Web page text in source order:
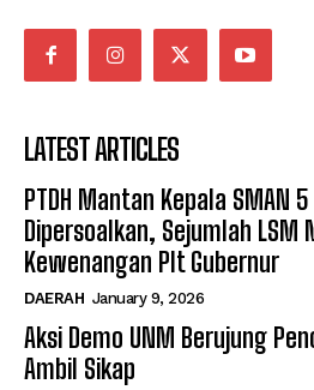
LATEST ARTICLES
PTDH Mantan Kepala SMAN
Dipersoalkan, Sejumlah LSM
Kewenangan Plt Gubernur
DAERAH January 9, 2026
Aksi Demo UNM Berujung
Ambil Sikap